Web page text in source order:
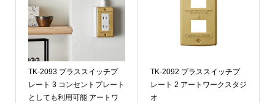
TK-2093 ブラススイッチプ
レート 3 コンセントプレート
としても利用可能 アートワ
TK-2092 ブラススイッチプ
レート 2 アートワークスタジ
オ